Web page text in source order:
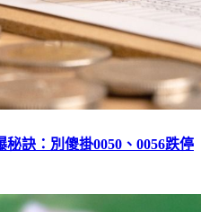
訣：別傻掛0050、0056跌停